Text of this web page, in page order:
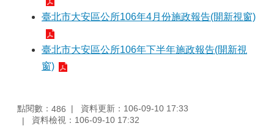
臺北市大安區公所106年4月份施政報告(開新視窗)
臺北市大安區公所106年下半年施政報告(開新視
窗)
點閱數： 486
資料更新：106-09-10 17:33
資料檢視：106-09-10 17:32